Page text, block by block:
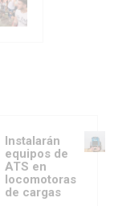
Instalarán
equipos de
ATS en
locomotoras
de cargas